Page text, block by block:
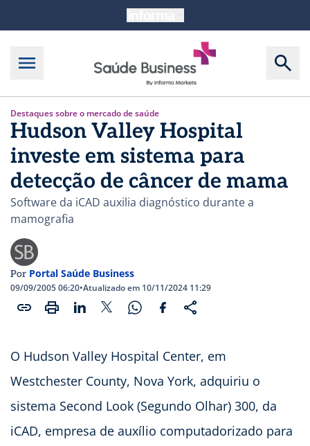
Destaques sobre o mercado de saúde
Hudson Valley Hospital
investe em sistema para
detecção de câncer de mama
Software da iCAD auxilia diagnóstico durante a
mamografia
Por Portal Saúde Business
09/09/2005 06:20•Atualizado em 10/11/2024 11:29
O Hudson Valley Hospital Center, em
Westchester County, Nova York, adquiriu o
sistema Second Look (Segundo Olhar) 300, da
iCAD, empresa de auxílio computadorizado para